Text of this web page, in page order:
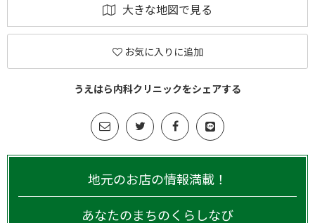
大きな地図で見る
お気に入りに追加
うえはら内科クリニックをシェアする
地元のお店の情報満載！
あなたのまちのくらしなび